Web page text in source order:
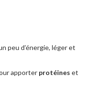
peu d’énergie, léger et
apporter protéines et